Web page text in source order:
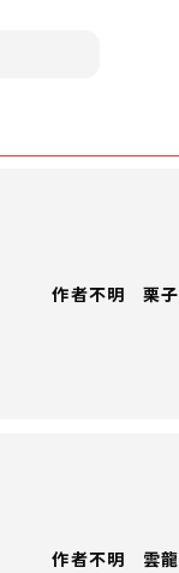
作者不明 栗子
作者不明 雲龍